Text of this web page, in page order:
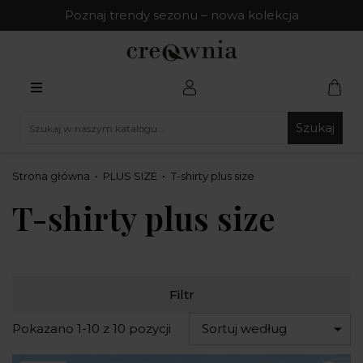
Poznaj trendy sezonu – nowa kolekcja
Szukaj
Strona główna PLUS SIZE T-shirty plus size
T-shirty plus size
Filtr
Pokazano 1-10 z 10 pozycji Sortuj według